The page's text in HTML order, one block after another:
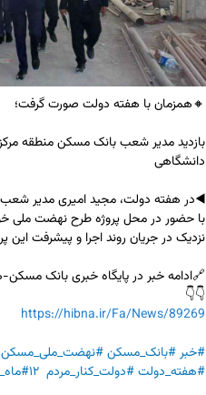
👇👇
https://hibna.ir/Fa/News/89269
#خبر#بانک_مسکن#نهضت_ملی_مسکن
#هفته_دولت#دولت_کنار_مردم #۱۲ماه_تلاش